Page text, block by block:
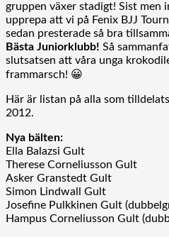
gruppen växer stadigt! Sist men
upprepa att vi på Fenix BJJ
sedan presterade så bra
Bästa Juniorklubb! Så
slutsatsen att våra unga
frammarsch! 😀
Här är listan på alla som
2012.
Nya bälten:
Ella Balazsi Gult
Therese Corneliusson Gult
Asker Granstedt Gult
Simon Lindwall Gult
Josefine Pulkkinen Gult
Hampus Corneliusson Gult